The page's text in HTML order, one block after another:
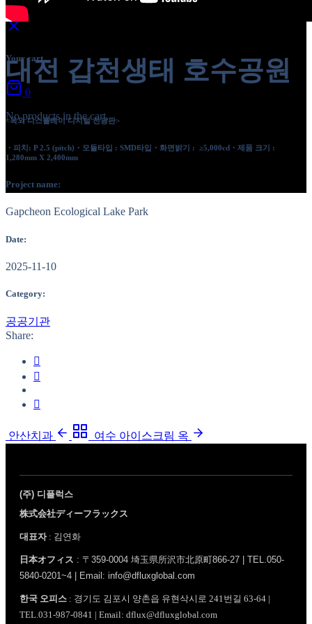
Shop
Your cart
0
No products in the cart.
대전 갑천생태 호수공원
<옥외 디스플레이 디지털 전광판>
・피치: P 2.5 (pitch)・모듈타입 : SMD타입・화면밝기 : ≥5,000cd・제품 크기 :
1,280mm X 2,400mm
Project name:
Gapcheon Ecological Lake Park
Date:
2025-11-10
Category:
공공기관
Share:
안산치과 여수 아이스크림 옥
(주) 디플럭스
株式会社ディーフラックス
대표자: 김연화
日本オフィス : 〒359-0004 埼玉県所沢市北原町866-27 | TEL.050-
5840-0201~4 | Email: info@dfluxglobal.com
한국 오피스 : 경기도 김포시 양촌읍 유현삭시로 241번길 63-64 |
TEL.031-987-0841 | Email: dflux@dfluxglobal.com